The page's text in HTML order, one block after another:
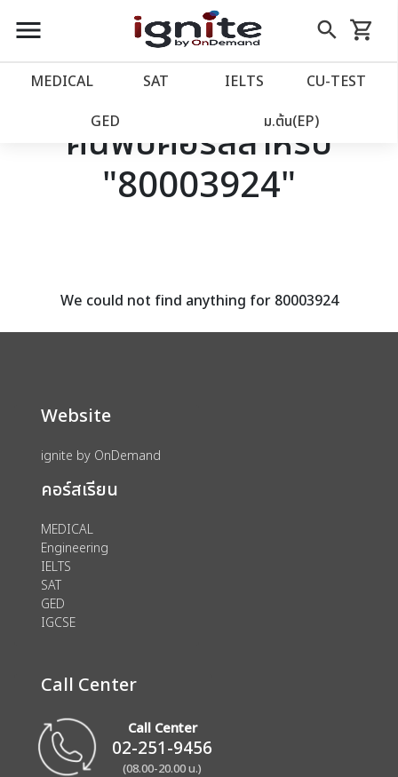
close
account_balance หน้าแรก
เว็บไซต์อิกไนท์
โปรโมชั่น
assignment ลงทะเบียน
menu search
Skip
to
shopping_cart
รถเข็น
MEDICAL SAT IELTS CU‑TEST
GED ม.ต้น(EP)
ค้นพบคอร์สสำหรับ
"80003924"
We could not find anything for 80003924
Website
ignite by OnDemand
คอร์สเรียน
MEDICAL
Engineering
IELTS
SAT
GED
IGCSE
Call Center
Call Center
02-251-9456
(08.00-20.00 น.)